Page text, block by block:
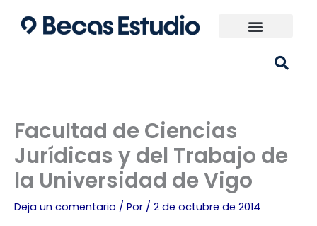
Facultad de Ciencias
Jurídicas y del Trabajo de
la Universidad de Vigo
Deja un comentario / Por / 2 de octubre de 2014